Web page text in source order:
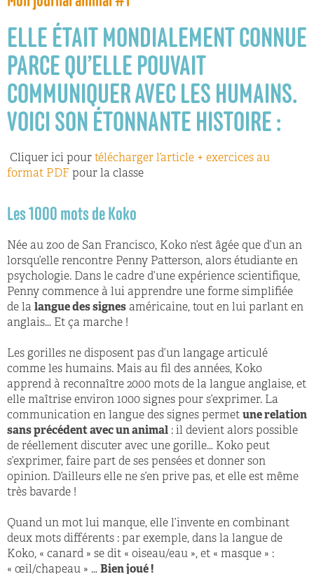
ELLE ÉTAIT MONDIALEMENT CONNUE
PARCE QU’ELLE POUVAIT
COMMUNIQUER AVEC LES HUMAINS.
VOICI SON ÉTONNANTE HISTOIRE :
Cliquer ici pour télécharger l’article + exercices au
format PDF pour la classe
Les 1000 mots de Koko
Née au zoo de San Francisco, Koko n’est âgée que d’un an
lorsqu’elle rencontre Penny Patterson, alors étudiante en
psychologie. Dans le cadre d’une expérience scientifique,
Penny commence à lui apprendre une forme simplifiée
de la langue des signes américaine, tout en lui parlant en
anglais… Et ça marche !
Les gorilles ne disposent pas d’un langage articulé
comme les humains. Mais au fil des années, Koko
apprend à reconnaître 2000 mots de la langue anglaise, et
elle maîtrise environ 1000 signes pour s’exprimer. La
communication en langue des signes permet une relation
sans précédent avec un animal : il devient alors possible
de réellement discuter avec une gorille… Koko peut
s’exprimer, faire part de ses pensées et donner son
opinion. D’ailleurs elle ne s’en prive pas, et elle est même
très bavarde !
Quand un mot lui manque, elle l’invente en combinant
deux mots différents : par exemple, dans la langue de
Koko, « canard » se dit « oiseau/eau », et « masque » :
« œil/chapeau » … Bien joué !